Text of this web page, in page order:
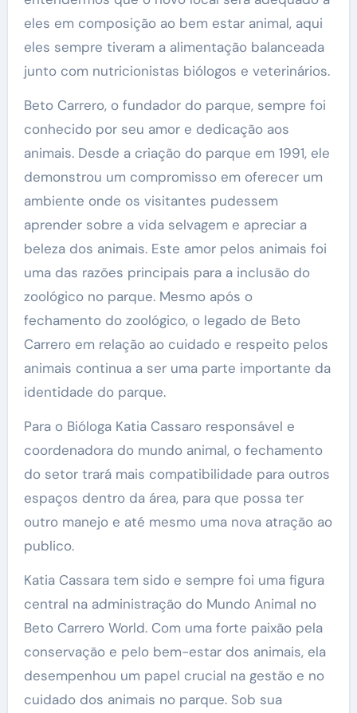
eles em composição ao bem estar animal, aqui
eles sempre tiveram a alimentação balanceada
junto com nutricionistas biólogos e veterinários.
Beto Carrero, o fundador do parque, sempre foi
conhecido por seu amor e dedicação aos
animais. Desde a criação do parque em 1991, ele
demonstrou um compromisso em oferecer um
ambiente onde os visitantes pudessem
aprender sobre a vida selvagem e apreciar a
beleza dos animais. Este amor pelos animais foi
uma das razões principais para a inclusão do
zoológico no parque. Mesmo após o
fechamento do zoológico, o legado de Beto
Carrero em relação ao cuidado e respeito pelos
animais continua a ser uma parte importante da
identidade do parque.
Para o Bióloga Katia Cassaro responsável e
coordenadora do mundo animal, o fechamento
do setor trará mais compatibilidade para outros
espaços dentro da área, para que possa ter
outro manejo e até mesmo uma nova atração ao
publico.
Katia Cassara tem sido e sempre foi uma figura
central na administração do Mundo Animal no
Beto Carrero World. Com uma forte paixão pela
conservação e pelo bem-estar dos animais, ela
desempenhou um papel crucial na gestão e no
cuidado dos animais no parque. Sob sua